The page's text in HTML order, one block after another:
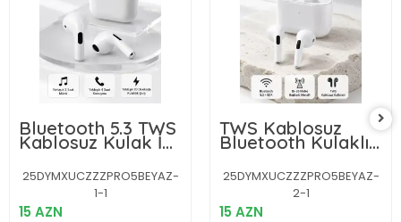
Bluetooth 5.3 TWS
Kablosuz Kulak İçi
Kulaklık 25 Metre
Menzil Şarj Kutulu
25DYMXUCZZZPRO5BEYAZ-
1-1
15 AZN
TWS Kablosuz
Bluetooth Kulaklık
3 Saat Müzik 4
Saat Konuşma
Şarj Kutulu
25DYMXUCZZZPRO5BEYAZ-
2-1
15 AZN